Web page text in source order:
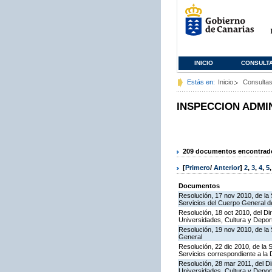
INICIO
Estás en: Inicio Consultas
INSPECCION
209 documentos
[Primero/ Anterior] 2, 3, 4, 5
Documentos
Resolución, 17 nov 2010, de
Servicios del Cuerpo General
Resolución, 18 oct 2010, del
Universidades, Cultura y
Resolución, 19 nov 2010, de
General
Resolución, 22 dic 2010, de la
Servicios correspondiente a la
Resolución, 28 mar 2011, del